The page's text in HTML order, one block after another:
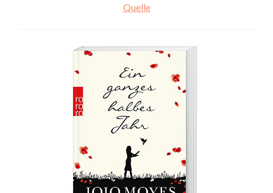
Quelle